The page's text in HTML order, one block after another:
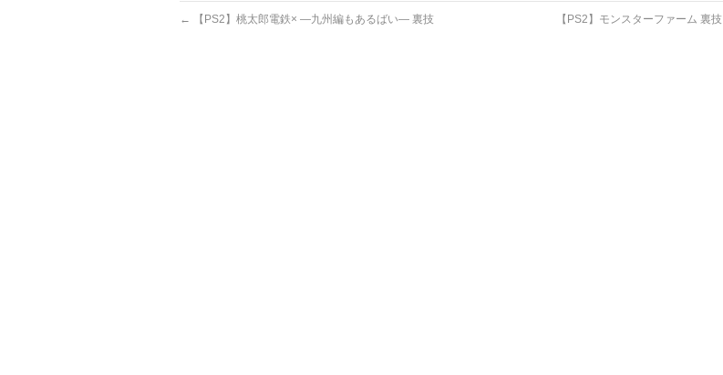
← 【PS2】桃太郎電鉄× ―九州編もあるばい― 裏技 【PS2】モンスターファーム 裏技